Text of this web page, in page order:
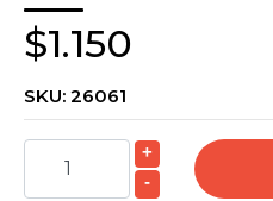
$1.150
SKU: 26061
+
-